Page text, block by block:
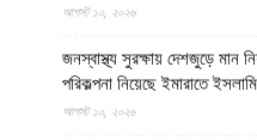
আগস্ট ১০, ২০২৬
জনস্বাস্থ্য সুরক্ষায় দেশজুড়ে মান
পরিকল্পনা নিয়েছে ইমারাতে
আগস্ট ১০, ২০২৬